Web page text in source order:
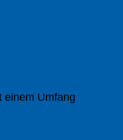
einem Umfang